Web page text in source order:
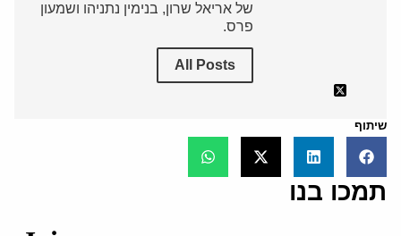
של אריאל שרון, בנימין נתניהו ושמעון
פרס.
All Posts
שיתוף
תמכו בנו